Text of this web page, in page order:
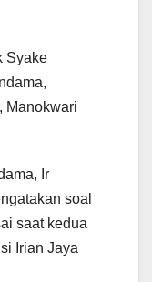
Syake
Manokwari
Ir
soal
saat kedua
Irian Jaya